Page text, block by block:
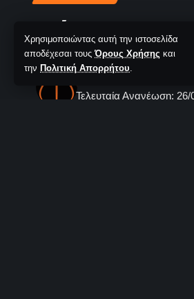
Χρησιμοποιώντας αυτή την ιστοσελίδα
αποδέχεσαι τουςΌρους Χρήσης και
την Πολιτική Απορρήτου.
Βίκος
Τελευταία Ανανέωση: 26/